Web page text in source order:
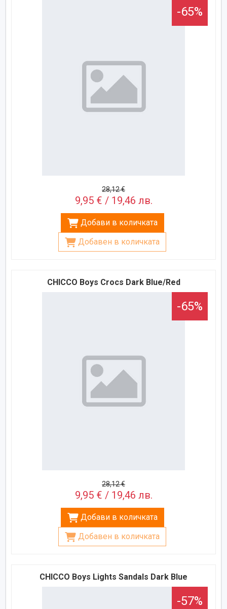
-65%
28,12 €
9,95 € / 19,46 лв.
Добави в количката
Добавен в количката
CHICCO Boys Crocs Dark Blue/Red
-65%
28,12 €
9,95 € / 19,46 лв.
Добави в количката
Добавен в количката
CHICCO Boys Lights Sandals Dark Blue
-57%